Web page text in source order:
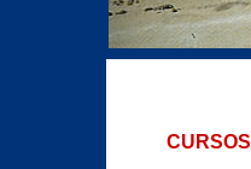
CURSOS